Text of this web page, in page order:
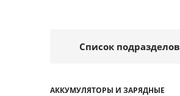
Список подразделов
АККУМУЛЯТОРЫ И ЗАРЯДНЫЕ